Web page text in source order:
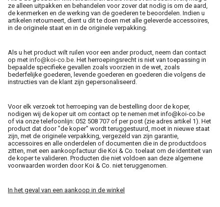
ze alleen uitpakken en behandelen voor zover dat nodig is om de aard,
de kenmerken en de werking van de goederen te beoordelen. Indien u
artikelen retourneert, dient u dit te doen met alle geleverde accessoires,
in de originele staat en in de originele verpakking.
Als u het product wilt ruilen voor een ander product, neem dan contact
op met info@koi-co.be. Het herroepingsrecht is niet van toepassing in
bepaalde specifieke gevallen zoals voorzien in de wet, zoals
bederfelijke goederen, levende goederen en goederen die volgens de
instructies van de klant zijn gepersonaliseerd.
Voor elk verzoek tot herroeping van de bestelling door de koper,
nodigen wij de koper uit om contact op te nemen met info@koi-co.be
of via onze telefoonlijn: 052 508 707 of per post (zie adres artikel 1). Het
product dat door "de koper" wordt teruggestuurd, moet in nieuwe staat
zijn, met de originele verpakking, vergezeld van zijn garantie,
accessoires en alle onderdelen of documenten die in de productdoos
zitten, met een aankoopfactuur die Koi & Co. toelaat om de identiteit van
de koper te valideren. Producten die niet voldoen aan deze algemene
voorwaarden worden door Koi & Co. niet teruggenomen.
In het geval van een aankoop in de winkel